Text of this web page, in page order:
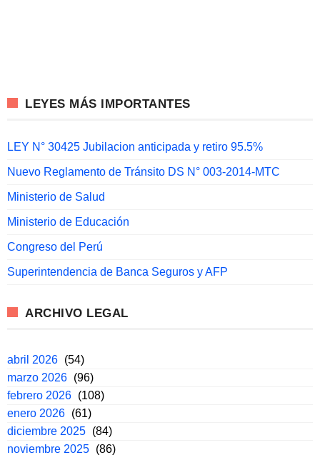
LEYES MÁS IMPORTANTES
LEY N° 30425 Jubilacion anticipada y retiro 95.5%
Nuevo Reglamento de Tránsito DS N° 003-2014-MTC
Ministerio de Salud
Ministerio de Educación
Congreso del Perú
Superintendencia de Banca Seguros y AFP
ARCHIVO LEGAL
abril 2026 (54)
marzo 2026 (96)
febrero 2026 (108)
enero 2026 (61)
diciembre 2025 (84)
noviembre 2025 (86)